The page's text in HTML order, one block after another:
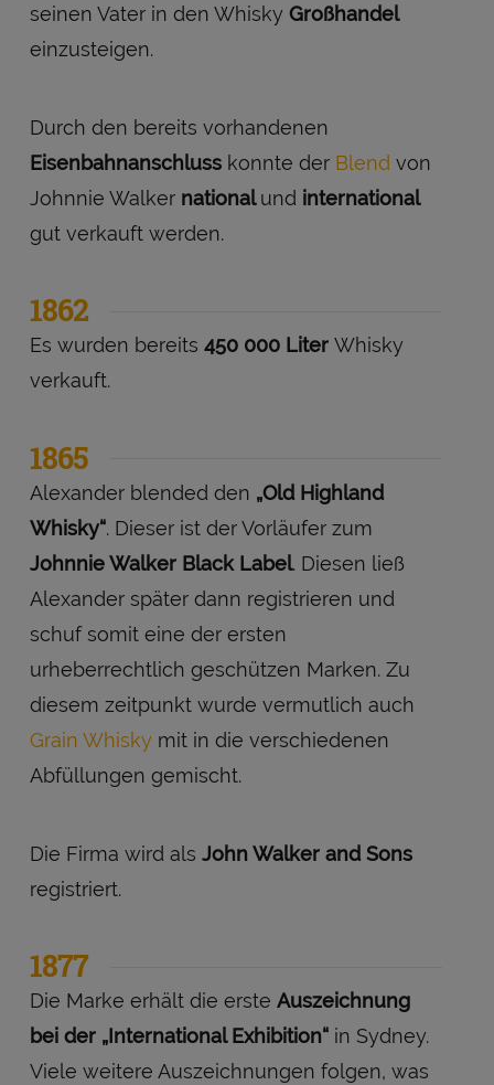
seinen Vater in den Whisky Großhandel
einzusteigen.
Durch den bereits vorhandenen
Eisenbahnanschluss konnte der Blend von
Johnnie Walker nationalund international
gut verkauft werden.
1862
Es wurden bereits 450 000 Liter Whisky
verkauft.
1865
Alexander blended den „Old Highland
Whisky“. Dieser ist der Vorläufer zum
Johnnie Walker Black Label. Diesen ließ
Alexander später dann registrieren und
schuf somit eine der ersten
urheberrechtlich geschützen Marken. Zu
diesem zeitpunkt wurde vermutlich auch
Grain Whiskymit in die verschiedenen
Abfüllungen gemischt.
Die Firma wird als John Walker and Sons
registriert.
1877
Die Marke erhält die erste Auszeichnung
bei der „International Exhibition“in Sydney.
Viele weitere Auszeichnungen folgen, was